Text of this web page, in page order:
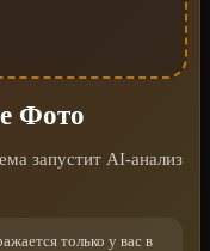
Фото
запустит AI-анализ
только у вас в